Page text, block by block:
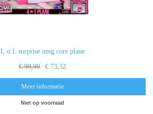
L.o.l. surprise omg core plane
€ 99,99 € 73,32
Meer informatie
Niet op voorraad